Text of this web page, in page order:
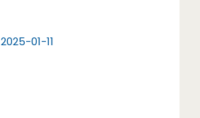
2025-01-11